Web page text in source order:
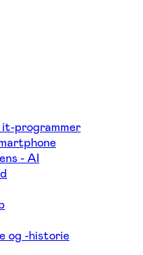
it-programmer
- AI
og -historie